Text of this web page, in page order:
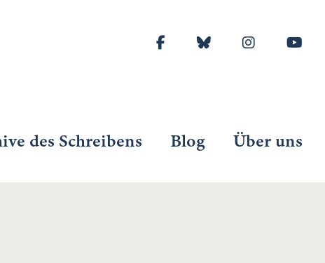
des Schreibens Blog Über uns